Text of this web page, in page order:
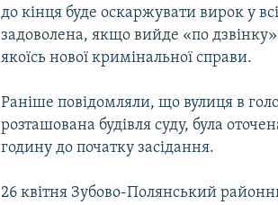
до кінця буде оскаржувати вирок у
задоволена, якщо вийде «по дзвінку»
якоїсь нової кримінальної справи.
Раніше повідомляли, що вулиця в
розташована будівля суду, була
годину до початку засідання.
26 квітня Зубово-Полянський